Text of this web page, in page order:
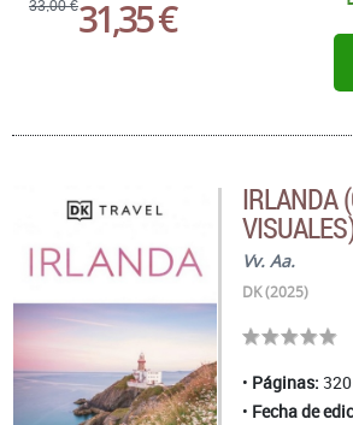
33,00 €31,35 €
IRLANDA
Vv. Aa.
DK (2025)
Páginas: 320
Fecha de